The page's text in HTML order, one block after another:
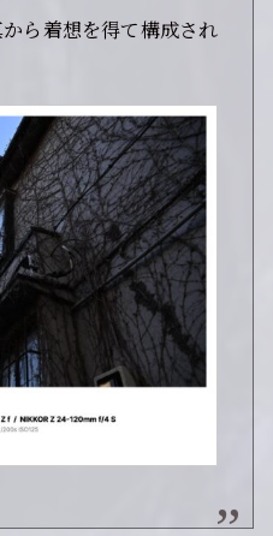
ら着想を得て構成され